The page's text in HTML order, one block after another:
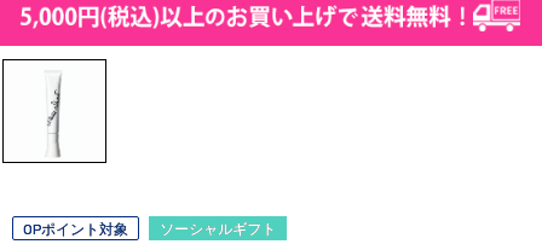
OPポイント対象 ソーシャルギフト